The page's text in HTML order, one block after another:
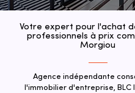
Votre expert pour l'achat
professionnels à prix
Morgiou
Agence indépendante
l'immobilier d'entreprise, BLC